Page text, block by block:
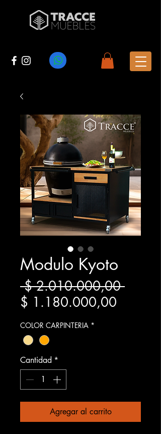
Modulo Kyoto
$ 2.010.000,00 Precio
$ 1.180.000,00
COLOR CARPINTERIA *
Cantidad *
Agregar al carrito